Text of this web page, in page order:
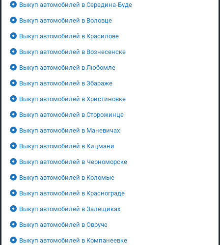
Выкуп автомобилей в Середина-Буде
Выкуп автомобилей в Воловце
Выкуп автомобилей в Красилове
Выкуп автомобилей в Вознесенске
Выкуп автомобилей в Любомле
Выкуп автомобилей в Збараже
Выкуп автомобилей в Христиновке
Выкуп автомобилей в Сторожинце
Выкуп автомобилей в Маневичах
Выкуп автомобилей в Кицмани
Выкуп автомобилей в Черноморске
Выкуп автомобилей в Коломые
Выкуп автомобилей в Краснограде
Выкуп автомобилей в Залещиках
Выкуп автомобилей в Овруче
Выкуп автомобилей в Компанеевке